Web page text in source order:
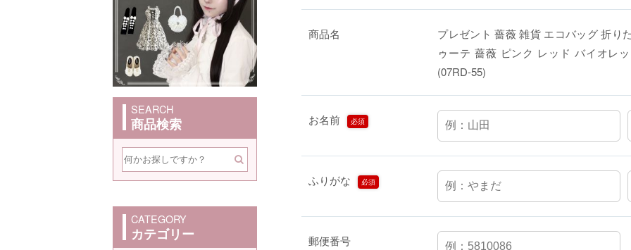
商品名
プレゼント 薔薇 雑貨 エコバッグ 折り
ゥーテ 薔薇 ピンク レッド バイオレ
(07RD-55)
お名前 必須
ふりがな 必須
郵便番号
SEARCH
商品検索
CATEGORY
カテゴリー